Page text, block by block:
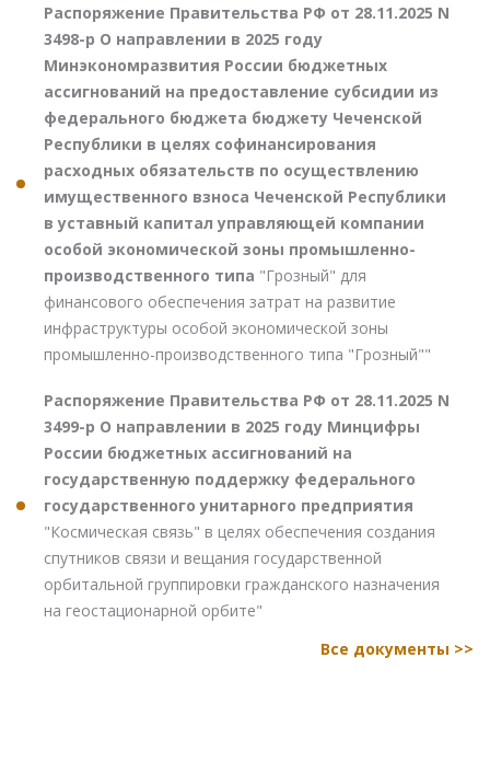
Распоряжение Правительства РФ от 28.11.2025 N
3498-р О направлении в 2025 году
Минэкономразвития России бюджетных
ассигнований на предоставление субсидии из
федерального бюджета бюджету Чеченской
Республики в целях софинансирования
расходных обязательств по осуществлению
имущественного взноса Чеченской Республики
в уставный капитал управляющей компании
особой экономической зоны промышленно-
производственного типа "Грозный" для
финансового обеспечения затрат на развитие
инфраструктуры особой экономической зоны
промышленно-производственного типа "Грозный""
Распоряжение Правительства РФ от 28.11.2025 N
3499-р О направлении в 2025 году Минцифры
России бюджетных ассигнований на
государственную поддержку федерального
государственного унитарного предприятия
"Космическая связь" в целях обеспечения создания
спутников связи и вещания государственной
орбитальной группировки гражданского назначения
на геостационарной орбите"
Все документы >>